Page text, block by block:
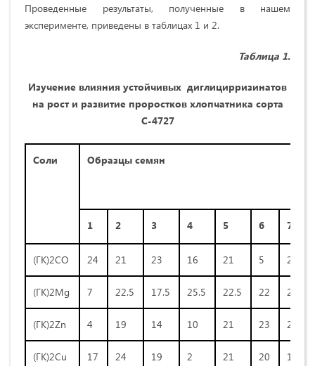
Проведенные результаты, полученные в нашем
эксперименте, приведены в таблицах 1 и 2.
Таблица 1.
Изучение влияния устойчивых диглицирризинатов
на рост и развитие проростков хлопчатника сорта
С-4727
Соли Образцы семян
1 2 3 4 5 6 7
(ГК)2СО 24 21 23 16 21 5 22
(ГК)2Mg 7 22.5 17.5 25.5 22.5 22 22
(ГК)2Zn 4 19 14 10 21 23 2
(ГК)2Cu 17 24 19 2 21 20 11